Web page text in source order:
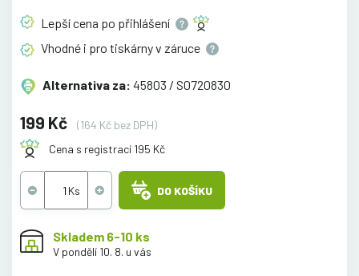
Lepší cena po přihlášení
Vhodné i pro tiskárny v záruce
Alternativa za: 45803 / S0720830
199 Kč
(164 Kč bez DPH)
Cena s registrací 195 Kč
DO KOŠÍKU
Skladem 6-10 ks
V pondělí 10. 8. u vás